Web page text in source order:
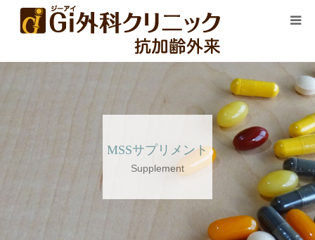
MSSサプリメント
Supplement
HOME
WEB診察はこちら